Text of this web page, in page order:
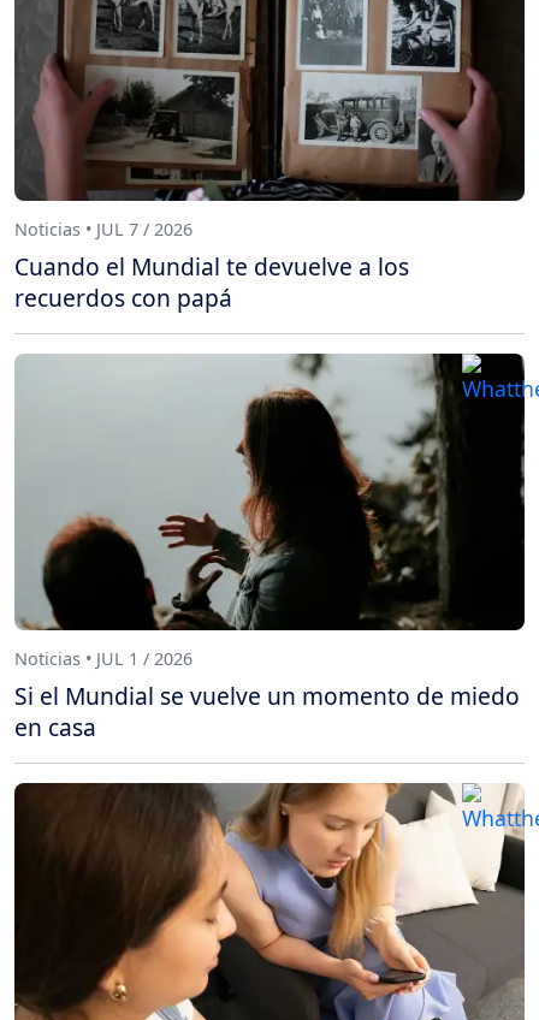
Noticias • JUL 7 / 2026
Cuando el Mundial te devuelve a los
recuerdos con papá
Noticias • JUL 1 / 2026
Si el Mundial se vuelve un momento de miedo
en casa